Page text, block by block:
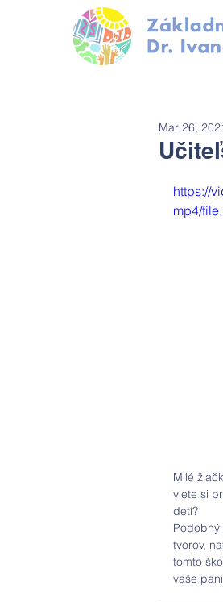
Mar 26,
https://
mp4/
Milé
viete si
detí?
Podobný
tvorov,
tomto
vaše